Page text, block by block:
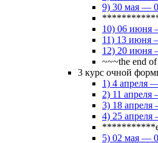
9) 30 мая —
10) 06 июня
11) 13 июня
12) 20 июня
~~~the end
3 курс очной
1) 4 апреля
2) 11 апреля
3) 18 апреля
4) 25
5) 02 мая —